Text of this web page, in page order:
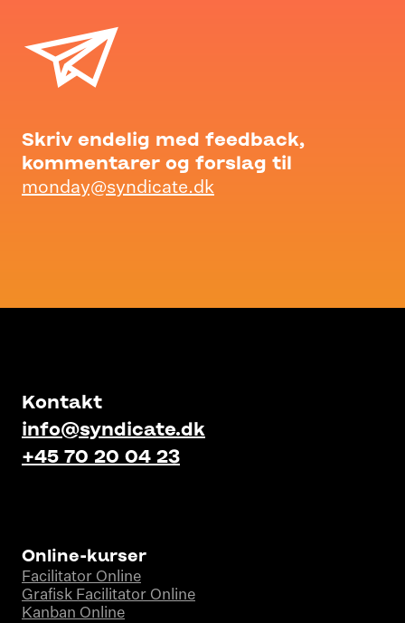
Skriv endelig med feedback,
kommentarer og forslag til
monday@syndicate.dk
Kontakt
info@syndicate.dk
+45 70 20 04 23
Online-kurser
Facilitator Online
Grafisk Facilitator Online
Kanban Online